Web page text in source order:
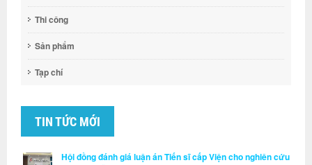
Thi công
Sản phẩm
Tạp chí
TIN TỨC MỚI
Hội đồng đánh giá luận án Tiến sĩ cấp Viện cho nghiên cứu